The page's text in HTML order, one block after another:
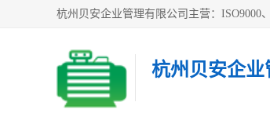
杭州贝安企业管理有限公司主营：ISO9000
杭州贝安企业